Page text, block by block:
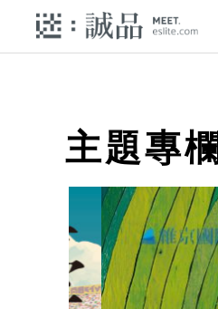
主題專欄